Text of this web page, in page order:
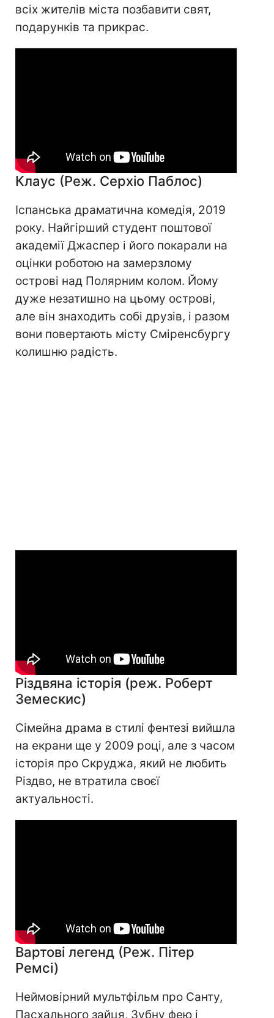
всіх жителів міста позбавити свят,
подарунків та прикрас.
Клаус (Реж. Серхіо Паблос)
Іспанська драматична комедія, 2019
року. Найгірший студент поштової
академії Джаспер і його покарали на
оцінки роботою на замерзлому
острові над Полярним колом. Йому
дуже незатишно на цьому острові,
але він знаходить собі друзів, і разом
вони повертають місту Сміренсбургу
колишню радість.
Різдвяна історія (реж. Роберт
Земескис)
Сімейна драма в стилі фентезі вийшла
на екрани ще у 2009 році, але з часом
історія про Скруджа, який не любить
Різдво, не втратила своєї
актуальності.
Вартові легенд (Реж. Пітер
Ремсі)
Неймовірний мультфільм про Санту,
Пасхального зайця, Зубну фею і